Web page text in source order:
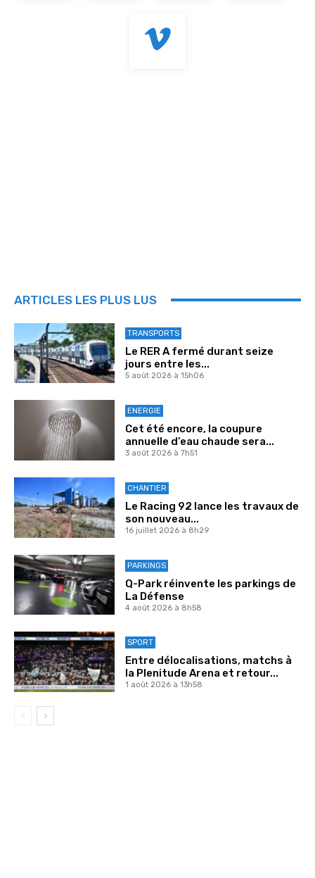
ARTICLES LES PLUS LUS
TRANSPORTS
Le RER A fermé durant seize
jours entre les...
5 août 2026 à 15h06
ENERGIE
Cet été encore, la coupure
annuelle d’eau chaude sera...
3 août 2026 à 7h51
CHANTIER
Le Racing 92 lance les travaux de
son nouveau...
16 juillet 2026 à 8h29
PARKINGS
Q-Park réinvente les parkings de
La Défense
4 août 2026 à 8h58
SPORT
Entre délocalisations, matchs à
la Plenitude Arena et retour...
1 août 2026 à 13h58